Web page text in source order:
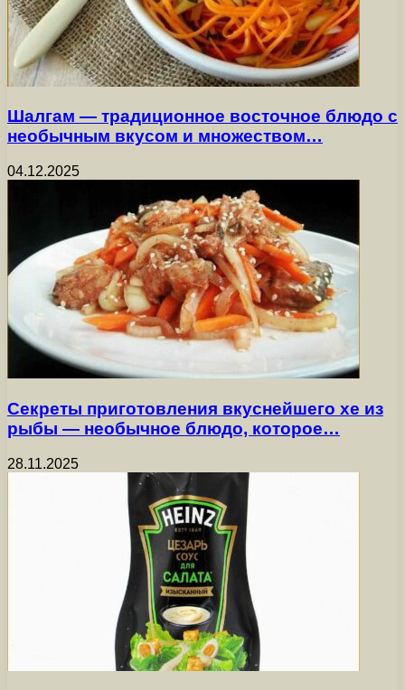
Шалгам — традиционное восточное блюдо с
необычным вкусом и множеством…
04.12.2025
Секреты приготовления вкуснейшего хе из
рыбы — необычное блюдо, которое…
28.11.2025